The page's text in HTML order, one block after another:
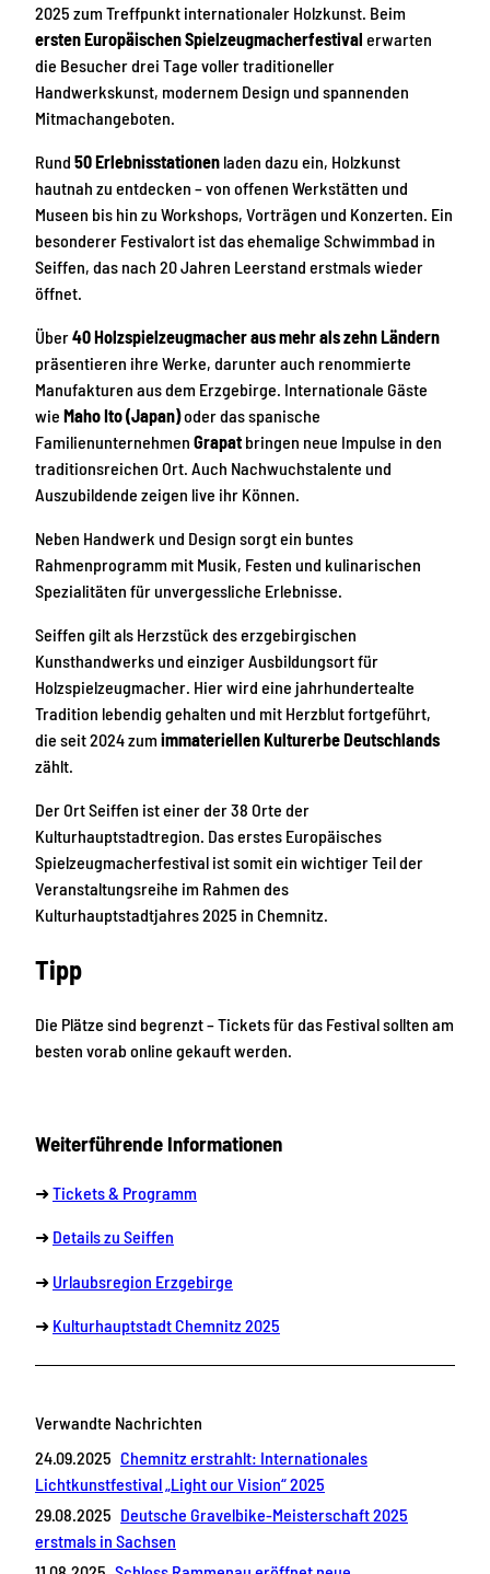
2025 zum Treffpunkt internationaler Holzkunst. Beim
ersten Europäischen Spielzeugmacherfestival erwarten
die Besucher drei Tage voller traditioneller
Handwerkskunst, modernem Design und spannenden
Mitmachangeboten.
Rund 50 Erlebnisstationen laden dazu ein, Holzkunst
hautnah zu entdecken – von offenen Werkstätten und
Museen bis hin zu Workshops, Vorträgen und Konzerten. Ein
besonderer Festivalort ist das ehemalige Schwimmbad in
Seiffen, das nach 20 Jahren Leerstand erstmals wieder
öffnet.
Über40 Holzspielzeugmacher aus mehr als zehn Ländern
präsentieren ihre Werke, darunter auch renommierte
Manufakturen aus dem Erzgebirge. Internationale Gäste
wie Maho Ito (Japan)oder das spanische
Familienunternehmen Grapat bringen neue Impulse in den
traditionsreichen Ort. Auch Nachwuchstalente und
Auszubildende zeigen live ihr Können.
Neben Handwerk und Design sorgt ein buntes
Rahmenprogramm mit Musik, Festen und kulinarischen
Spezialitäten für unvergessliche Erlebnisse.
Seiffen gilt als Herzstück des erzgebirgischen
Kunsthandwerks und einziger Ausbildungsort für
Holzspielzeugmacher. Hier wird eine jahrhundertealte
Tradition lebendig gehalten und mit Herzblut fortgeführt,
die seit 2024 zum immateriellen Kulturerbe Deutschlands
zählt.
Der Ort Seiffen ist einer der 38 Orte der
Kulturhauptstadtregion. Das erstes Europäisches
Spielzeugmacherfestival ist somit ein wichtiger Teil der
Veranstaltungsreihe im Rahmen des
Kulturhauptstadtjahres 2025 in Chemnitz.
Tipp
Die Plätze sind begrenzt – Tickets für das Festival sollten am
besten vorab online gekauft werden.
Weiterführende Informationen
➜Tickets & Programm
➜ Details zu Seiffen
➜ Urlaubsregion Erzgebirge
➜ Kulturhauptstadt Chemnitz 2025
Verwandte Nachrichten
24.09.2025 Chemnitz erstrahlt: Internationales
Lichtkunstfestival „Light our Vision“ 2025
29.08.2025 Deutsche Gravelbike-Meisterschaft 2025
erstmals in Sachsen